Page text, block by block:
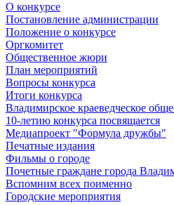
О конкурсе
Постановление администрации
Положение о конкурсе
Оргкомитет
Общественное жюри
План мероприятий
Вопросы конкурса
Итоги конкурса
Владимирское краеведческое
10-летию конкурса посвящается
Медиапроект "Формула дружбы"
Печатные издания
Фильмы о городе
Почетные граждане города
Вспомним всех поименно
Городские мероприятия